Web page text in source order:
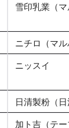
雪印乳業（マ
ニチロ（マル
ニッスイ
日清製粉（日
加ト吉（テー